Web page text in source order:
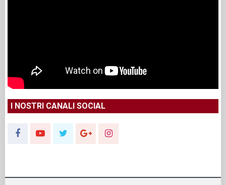
I NOSTRI CANALI SOCIAL